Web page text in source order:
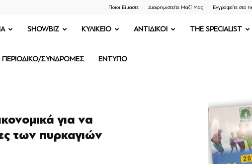
Ποιοι Είμαστε Διαφημιστείτε Μαζί Μας Εγγραφείτε στο
SHOWBIZ ΚΥΛΙΚΕΙΟ ΑΝΤΙΔΙΚΟΙ THE SPECIALIST
ΠΕΡΙΟΔΙΚΟ/ΣΥΝΔΡΟΜΕΣ ΕΝΤΥΠΟ
για να
των πυρκαγιών